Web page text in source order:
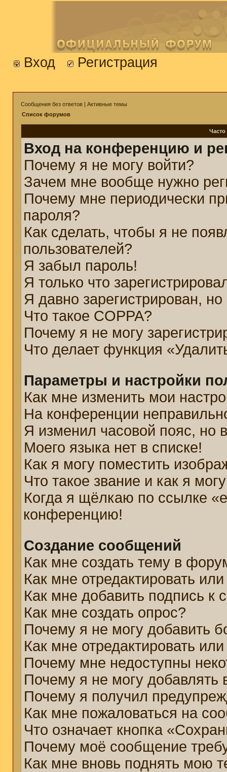
Вход Регистрация
Сообщения без ответов | Активные темы
Список форумов
Вход на конференцию и
Почему я не могу войти?
Зачем мне вообще нужно
Почему мне периодически
пароля?
Как сделать, чтобы я не
пользователей?
Я забыл пароль!
Я только что
Я давно зарегистрирован,
Что такое COPPA?
Почему я не могу
Что делает функция
Параметры и настройки
Как мне изменить мои
На конференции
Я изменил часовой пояс, но
Моего языка нет в списке!
Как я могу поместить
Что такое звание и как я
Когда я щёлкаю по ссылке
конференцию!
Создание сообщений
Как мне создать тему в
Как мне отредактировать
Как мне добавить подпись
Как мне создать опрос?
Почему я не могу добавить
Как мне отредактировать
Почему мне недоступны
Почему я не могу добавлять
Почему я получил
Как мне пожаловаться на
Что означает кнопка
Почему моё сообщение
Как мне вновь поднять мою